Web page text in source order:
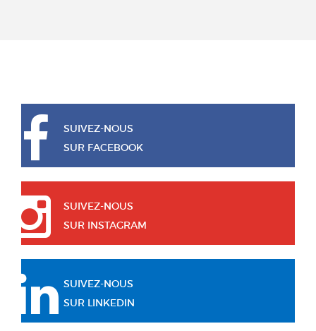
SUIVEZ-NOUS
SUR FACEBOOK
SUIVEZ-NOUS
SUR INSTAGRAM
SUIVEZ-NOUS
SUR LINKEDIN